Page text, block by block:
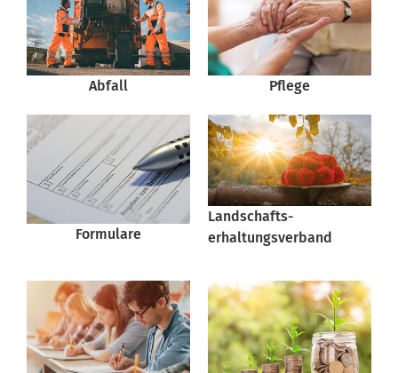
Abfall Pflege
Formulare
Landschafts-
erhaltungsverband